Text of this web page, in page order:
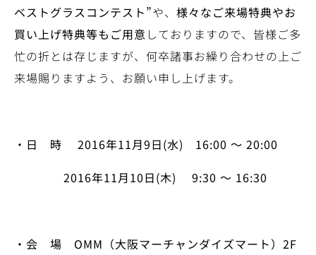
ベストグラスコンテスト”や、 様々なご来場特典やお
買い上げ特典等もご用意 しておりますので、皆様ご多
忙の折とは存じますが、何卒諸事お繰り合わせの上ご
来場賜りますよう、お願い申し上げます。
・日 時 2016年11月9日(水) 16:00 ～ 20:00
2016年11月10日(木) 9:30 ～ 16:30
・会 場 OMM （大阪マーチャンダイズマート） 2F